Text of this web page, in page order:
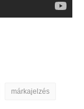
márkajelzés